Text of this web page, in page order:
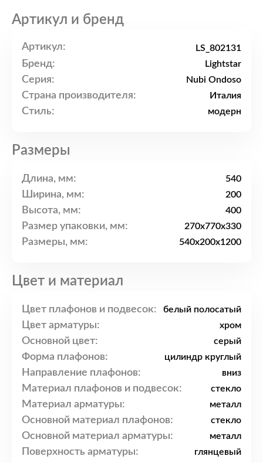
Артикул и бренд
Артикул: LS_802131
Бренд: Lightstar
Серия: Nubi Ondoso
Страна производителя: Италия
Стиль: модерн
Размеры
Длина, мм: 540
Ширина, мм: 200
Высота, мм: 400
Размер упаковки, мм: 270x770x330
Размеры, мм: 540x200x1200
Цвет и материал
Цвет плафонов и подвесок: белый полосатый
Цвет арматуры: хром
Основной цвет: серый
Форма плафонов: цилиндр круглый
Направление плафонов: вниз
Материал плафонов и подвесок: стекло
Материал арматуры: металл
Основной материал плафонов: стекло
Основной материал арматуры: металл
Поверхность арматуры: глянцевый